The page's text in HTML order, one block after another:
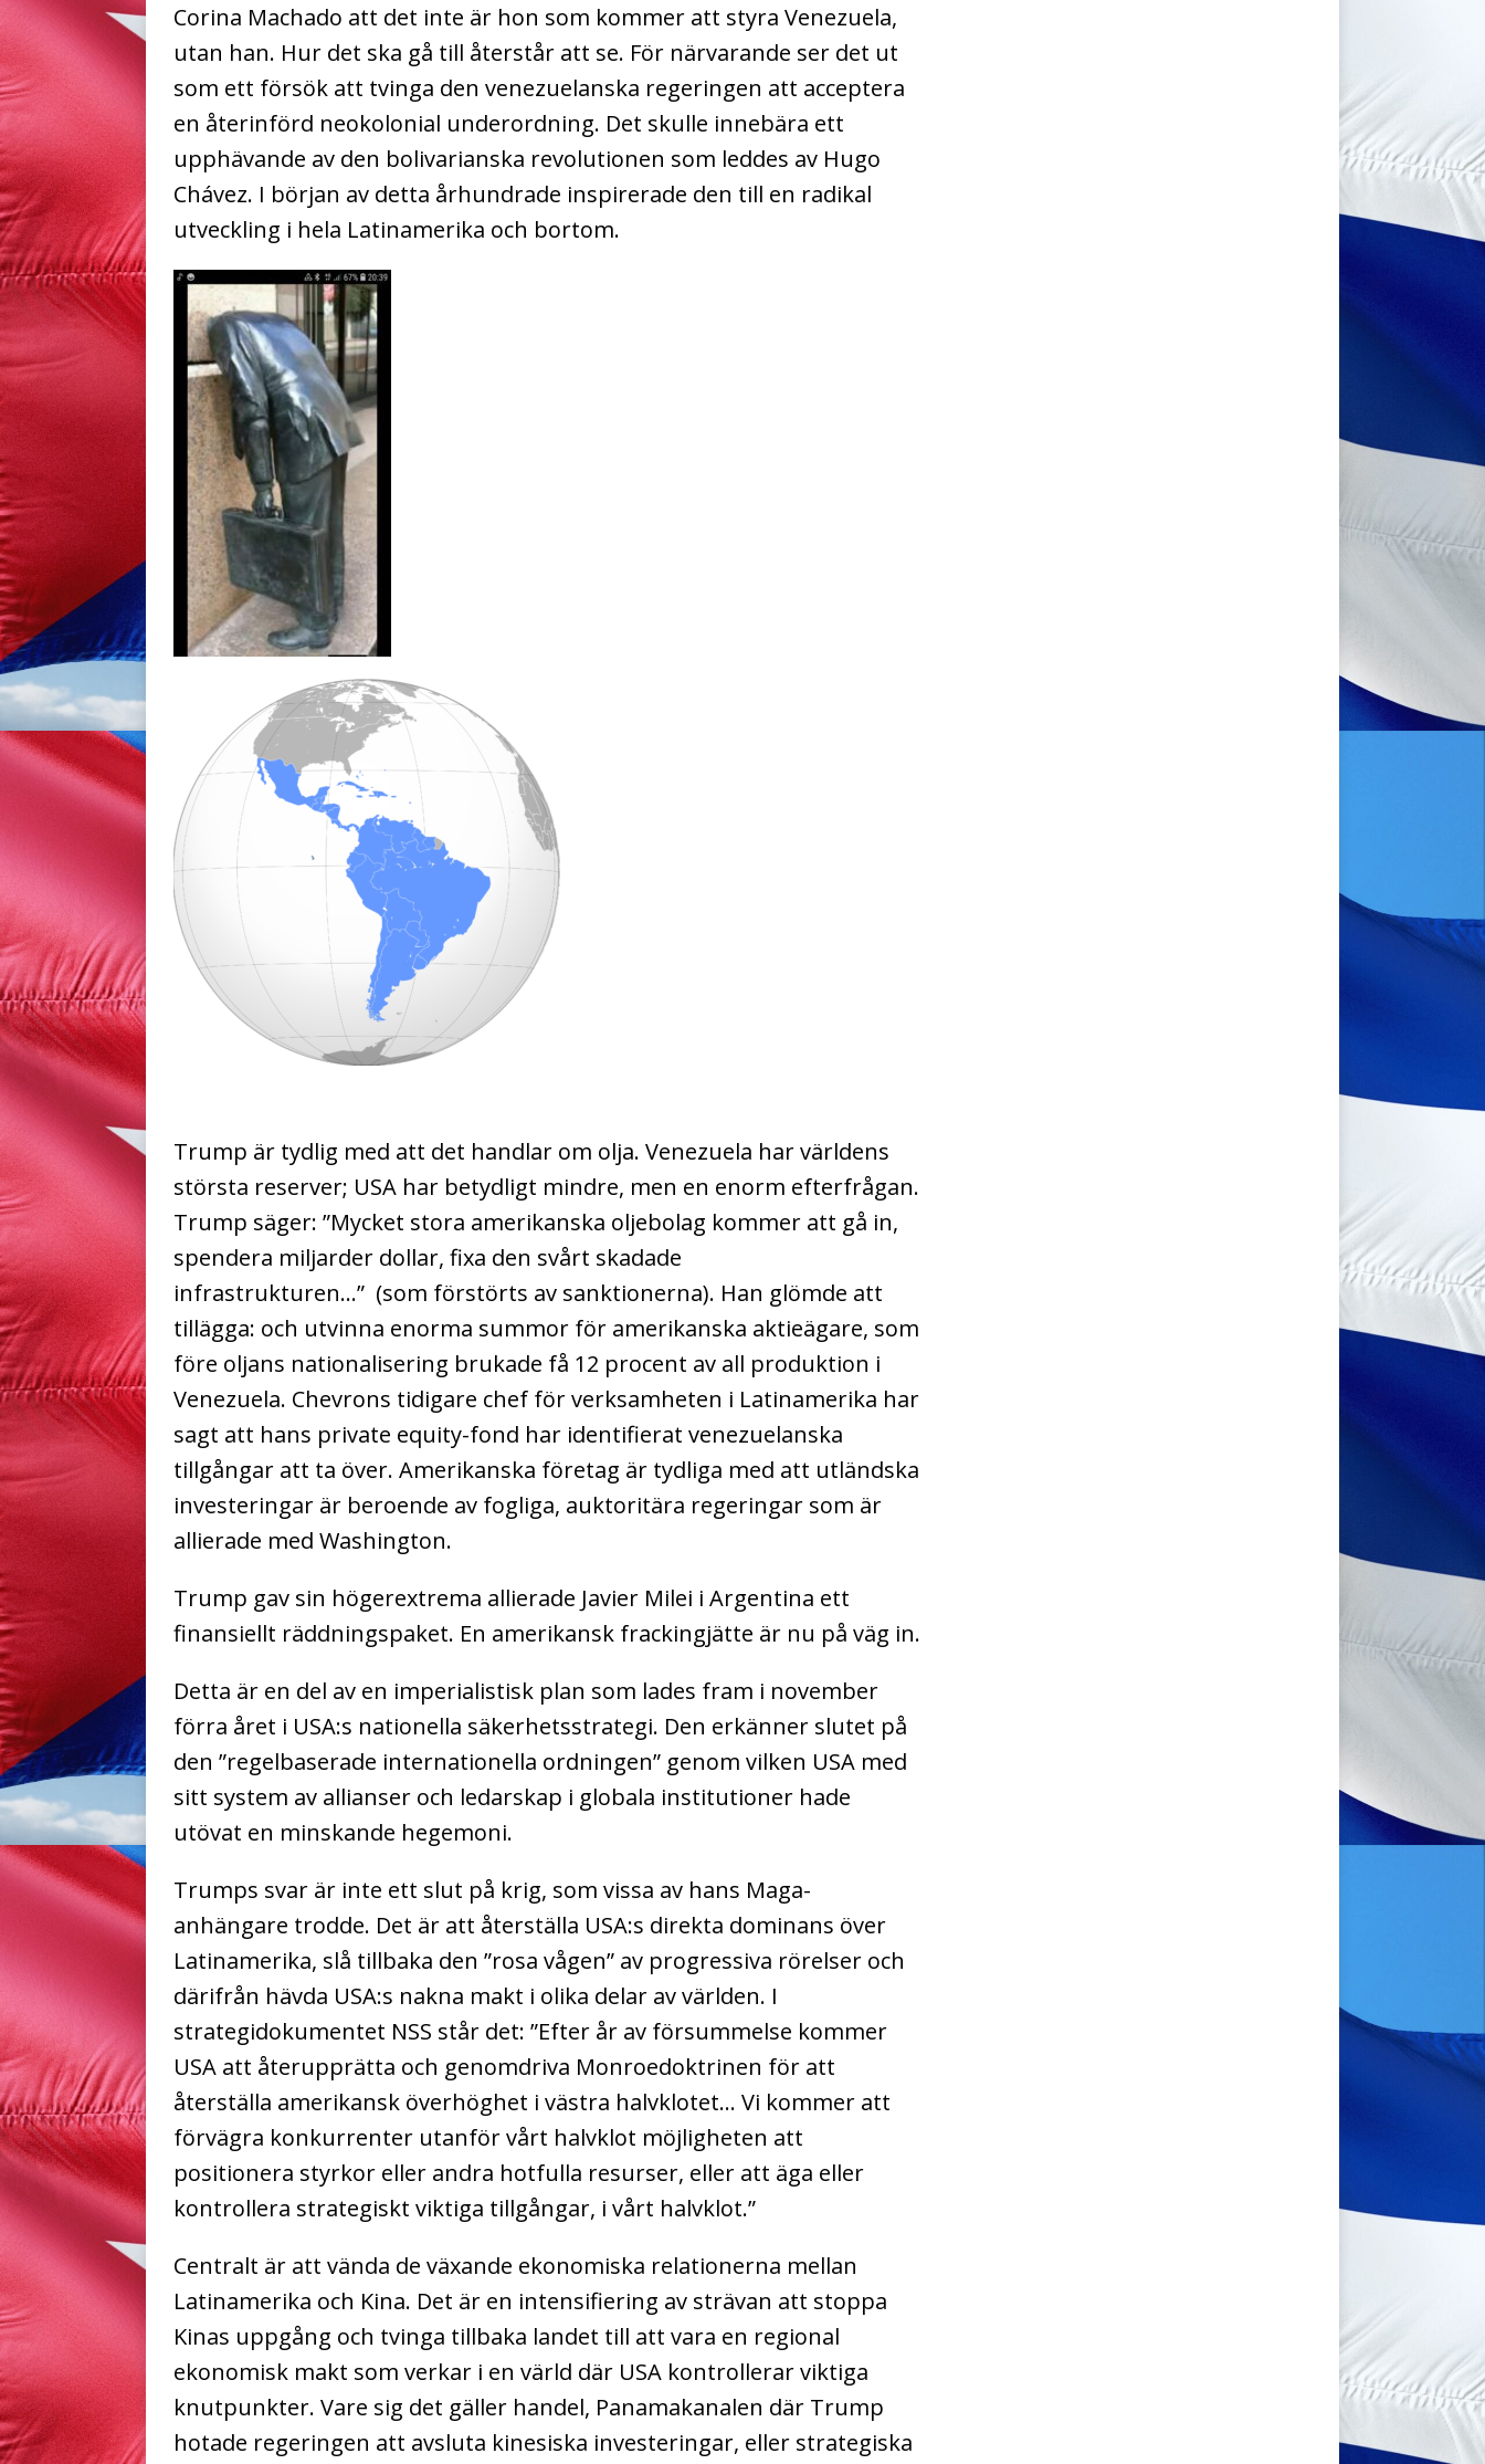
Corina Machado att det inte är hon som kommer att styra Venezuela,
utan han. Hur det ska gå till återstår att se. För närvarande ser det ut
som ett försök att tvinga den venezuelanska regeringen att acceptera
en återinförd neokolonial underordning. Det skulle innebära ett
upphävande av den bolivarianska revolutionen som leddes av Hugo
Chávez. I början av detta århundrade inspirerade den till en radikal
utveckling i hela Latinamerika och bortom.
Trump är tydlig med att det handlar om olja. Venezuela har världens
största reserver; USA har betydligt mindre, men en enorm efterfrågan.
Trump säger: ”Mycket stora amerikanska oljebolag kommer att gå in,
spendera miljarder dollar, fixa den svårt skadade
infrastrukturen…” (som förstörts av sanktionerna). Han glömde att
tillägga: och utvinna enorma summor för amerikanska aktieägare, som
före oljans nationalisering brukade få 12 procent av all produktion i
Venezuela. Chevrons tidigare chef för verksamheten i Latinamerika har
sagt att hans private equity-fond har identifierat venezuelanska
tillgångar att ta över. Amerikanska företag är tydliga med att utländska
investeringar är beroende av fogliga, auktoritära regeringar som är
allierade med Washington.
Trump gav sin högerextrema allierade Javier Milei i Argentina ett
finansiellt räddningspaket. En amerikansk frackingjätte är nu på väg in.
Detta är en del av en imperialistisk plan som lades fram i november
förra året i USA:s nationella säkerhetsstrategi. Den erkänner slutet på
den ”regelbaserade internationella ordningen” genom vilken USA med
sitt system av allianser och ledarskap i globala institutioner hade
utövat en minskande hegemoni.
Trumps svar är inte ett slut på krig, som vissa av hans Maga-
anhängare trodde. Det är att återställa USA:s direkta dominans över
Latinamerika, slå tillbaka den ”rosa vågen” av progressiva rörelser och
därifrån hävda USA:s nakna makt i olika delar av världen. I
strategidokumentet NSS står det: ”Efter år av försummelse kommer
USA att återupprätta och genomdriva Monroedoktrinen för att
återställa amerikansk överhöghet i västra halvklotet… Vi kommer att
förvägra konkurrenter utanför vårt halvklot möjligheten att
positionera styrkor eller andra hotfulla resurser, eller att äga eller
kontrollera strategiskt viktiga tillgångar, i vårt halvklot.”
Centralt är att vända de växande ekonomiska relationerna mellan
Latinamerika och Kina. Det är en intensifiering av strävan att stoppa
Kinas uppgång och tvinga tillbaka landet till att vara en regional
ekonomisk makt som verkar i en värld där USA kontrollerar viktiga
knutpunkter. Vare sig det gäller handel, Panamakanalen där Trump
hotade regeringen att avsluta kinesiska investeringar, eller strategiska